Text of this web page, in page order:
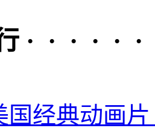
· · · · · ·
国经典动画